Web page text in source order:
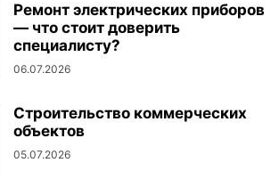
Ремонт электрических приборов
— что стоит доверить
специалисту?
06.07.2026
Строительство коммерческих
объектов
05.07.2026